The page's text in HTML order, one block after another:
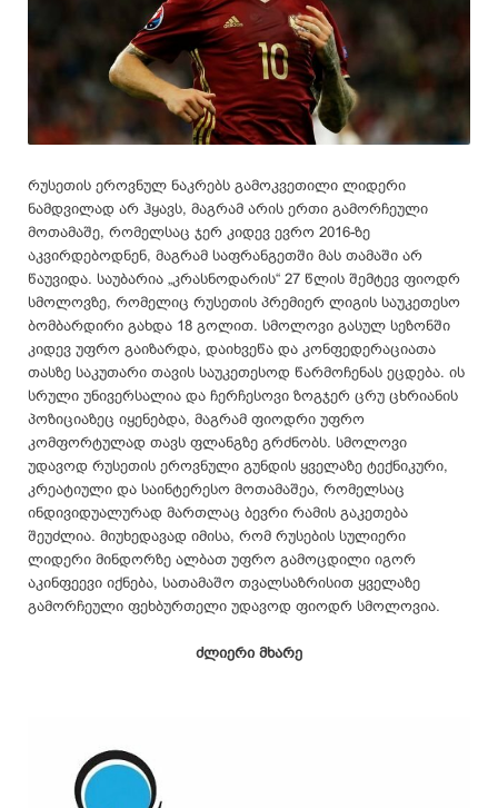
რუსეთის ეროვნულ ნაკრებს გამოკვეთილი ლიდერი
ნამდვილად არ ჰყავს, მაგრამ არის ერთი გამორჩეული
მოთამაშე, რომელსაც ჯერ კიდევ ევრო 2016-ზე
აკვირდებოდნენ, მაგრამ საფრანგეთში მას თამაში არ
წაუვიდა. საუბარია „კრასნოდარის“ 27 წლის შემტევ ფიოდრ
სმოლოვზე, რომელიც რუსეთის პრემიერ ლიგის საუკეთესო
ბომბარდირი გახდა 18 გოლით. სმოლოვი გასულ სეზონში
კიდევ უფრო გაიზარდა, დაიხვეწა და კონფედერაციათა
თასზე საკუთარი თავის საუკეთესოდ წარმოჩენას ეცდება. ის
სრული უნივერსალია და ჩერჩესოვი ზოგჯერ ცრუ ცხრიანის
პოზიციაზეც იყენებდა, მაგრამ ფიოდრი უფრო
კომფორტულად თავს ფლანგზე გრძნობს. სმოლოვი
უდავოდ რუსეთის ეროვნული გუნდის ყველაზე ტექნიკური,
კრეატიული და საინტერესო მოთამაშეა, რომელსაც
ინდივიდუალურად მართლაც ბევრი რამის გაკეთება
შეუძლია. მიუხედავად იმისა, რომ რუსების სულიერი
ლიდერი მინდორზე ალბათ უფრო გამოცდილი იგორ
აკინფეევი იქნება, სათამაშო თვალსაზრისით ყველაზე
გამორჩეული ფეხბურთელი უდავოდ ფიოდრ სმოლოვია.
ძლიერი მხარე